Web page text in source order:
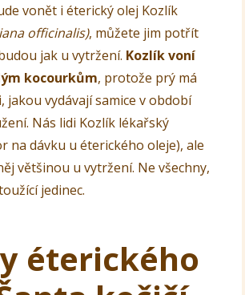
vonět i éterický olej Kozlík
officinalis), můžete jim potřít
jak u vytržení. Kozlík voní
kocourkům, protože prý má
jakou vydávají samice v období
Nás lidi Kozlík lékařský
na dávku u éterického oleje), ale
většinou u vytržení. Ne všechny,
jedinec.
éterického